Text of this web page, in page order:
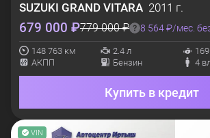
SUZUKI GRAND VITARA 2011 г.
679 000 ₽779 000 ₽ 8 564 ₽/мес.
148 763 км 2.4 л
АКПП
Бензин 4
Купить в кредит
VIN